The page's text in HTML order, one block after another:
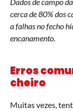
cerca de 80% dos
a falhas no fecho
encanamento.
Erros
cheiro
Muitas vezes,